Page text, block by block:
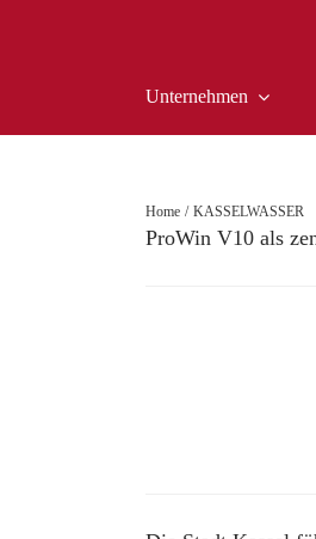
Unternehmen
Home KASSELWASSER
ProWin V10 als